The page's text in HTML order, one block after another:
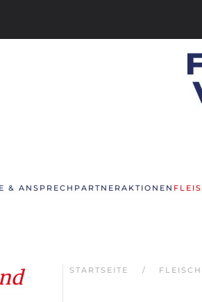
& ANSPRECHPARTNERAKTIONEN
STARTSEITE